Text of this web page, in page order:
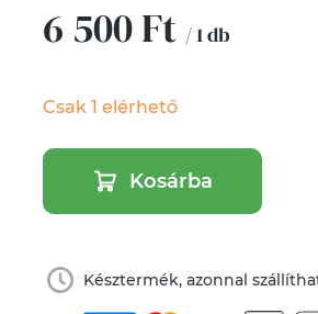
6 500 Ft / 1 db
Csak 1 elérhető
Kosárba
Késztermék, azonnal